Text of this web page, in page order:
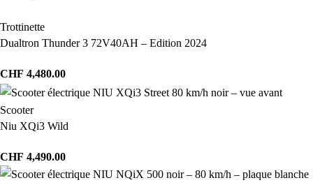
Trottinette
Dualtron Thunder 3 72V40AH – Edition 2024
CHF 4,480.00
Scooter
Niu XQi3 Wild
CHF 4,490.00